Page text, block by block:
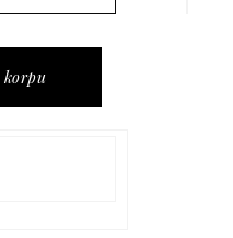
open shoulder quantity
korpu